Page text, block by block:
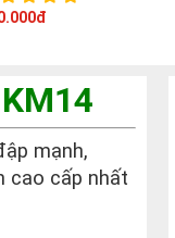
mạnh,
cao cấp nhất